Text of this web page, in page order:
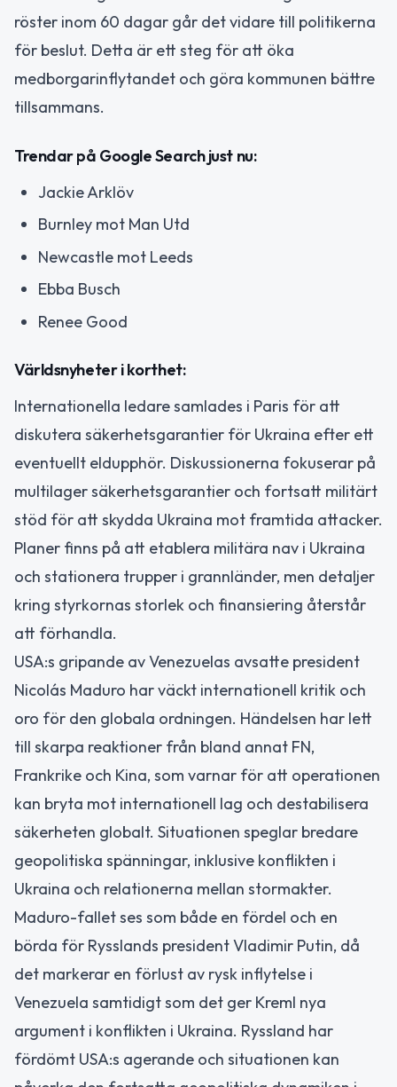
röster inom 60 dagar går det vidare till politikerna
för beslut. Detta är ett steg för att öka
medborgarinflytandet och göra kommunen bättre
tillsammans.
Trendar på Google Search just nu:
Jackie Arklöv
Burnley mot Man Utd
Newcastle mot Leeds
Ebba Busch
Renee Good
Världsnyheter i korthet:
Internationella ledare samlades i Paris för att
diskutera säkerhetsgarantier för Ukraina efter ett
eventuellt eldupphör. Diskussionerna fokuserar på
multilager säkerhetsgarantier och fortsatt militärt
stöd för att skydda Ukraina mot framtida attacker.
Planer finns på att etablera militära nav i Ukraina
och stationera trupper i grannländer, men detaljer
kring styrkornas storlek och finansiering återstår
att förhandla.
USA:s gripande av Venezuelas avsatte president
Nicolás Maduro har väckt internationell kritik och
oro för den globala ordningen. Händelsen har lett
till skarpa reaktioner från bland annat FN,
Frankrike och Kina, som varnar för att operationen
kan bryta mot internationell lag och destabilisera
säkerheten globalt. Situationen speglar bredare
geopolitiska spänningar, inklusive konflikten i
Ukraina och relationerna mellan stormakter.
Maduro-fallet ses som både en fördel och en
börda för Rysslands president Vladimir Putin, då
det markerar en förlust av rysk inflytelse i
Venezuela samtidigt som det ger Kreml nya
argument i konflikten i Ukraina. Ryssland har
fördömt USA:s agerande och situationen kan